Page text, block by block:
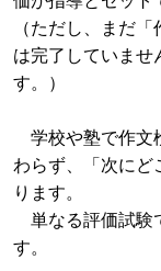
（ただし、まだ
は完了していませ
す。）
学校や塾で作文
わらず、「次にど
ります。
単なる評価試験
す。